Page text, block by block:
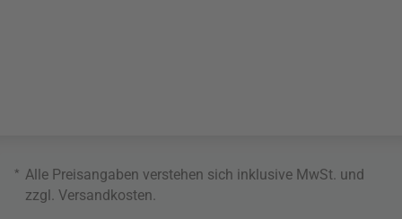
* Alle Preisangaben verstehen sich inklusive MwSt. und
zzgl. Versandkosten